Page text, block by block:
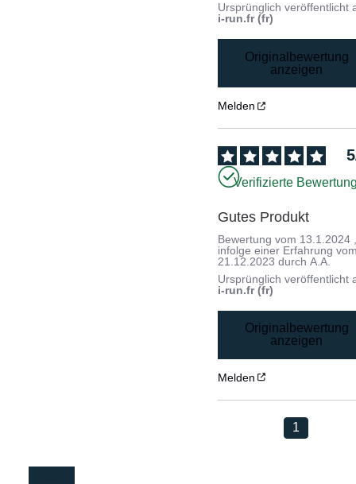
Ursprünglich veröffentlicht
i-run.fr (fr)
Originalbewertung
anzeigen
Melden
5
Verifizierte
Gutes Produkt
Bewertung vom 13.1.2024
infolge einer Erfahrung
21.12.2023 durchA.A.
Ursprünglich veröffentlicht
i-run.fr (fr)
Originalbewertung
anzeigen
Melden
1